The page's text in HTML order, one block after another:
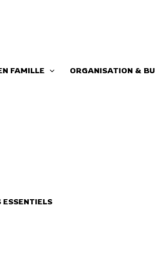
FAMILLE ORGANISATION &
ESSENTIELS